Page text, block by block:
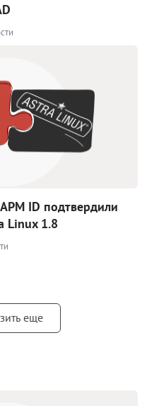
ID подтвердили
Linux 1.8
еще